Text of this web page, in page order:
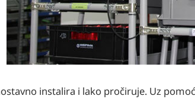
instalira i lako pročiruje. Uz